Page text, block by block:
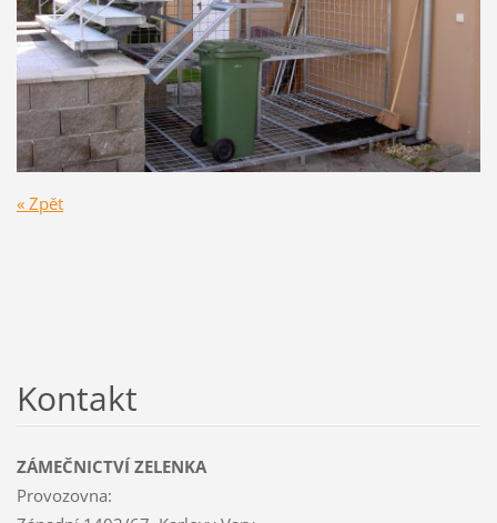
« Zpět
Kontakt
ZÁMEČNICTVÍ ZELENKA
Provozovna: